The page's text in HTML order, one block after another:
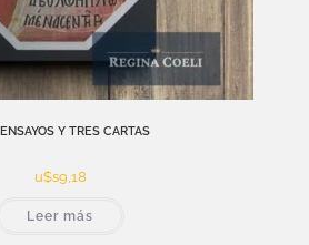
Y TRES CARTAS
u$s9,18
Leer más